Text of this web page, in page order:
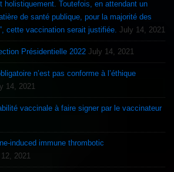
holistiquement. Toutefois, en attendant un
publique, pour la majorité des
cette vaccination serait justifiée. July 14, 2021
Présidentielle 2022 July 14, 2021
n’est pas conforme à l’éthique
14, 2021
vaccinale à faire signer par le vaccinateur
induced immune thrombotic
2021